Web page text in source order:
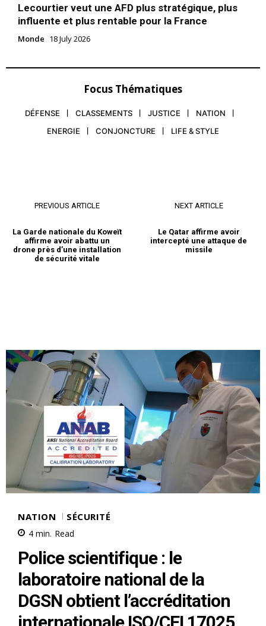
Lecourtier veut une AFD plus stratégique, plus
influente et plus rentable pour la France
Monde 18 July 2026
Focus Thématiques
DÉFENSE CLASSEMENTS JUSTICE
NATION
ENERGIE
CONJONCTURE LIFE & STYLE
PREVIOUS ARTICLE
La Garde nationale du Koweït
affirme avoir abattu un
drone près d’une installation
de sécurité vitale
NEXT ARTICLE
Le Qatar affirme avoir
intercepté une attaque de
missile